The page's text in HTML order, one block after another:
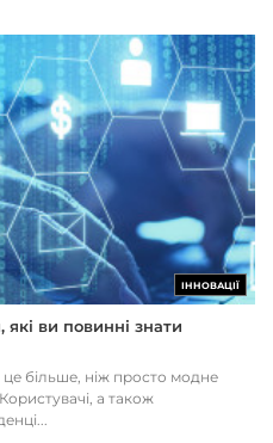
ІННОВАЦІЇ
які ви повинні знати
це більше, ніж просто модне
а також